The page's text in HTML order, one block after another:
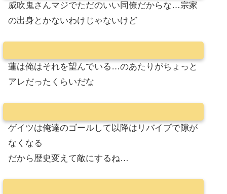
威吹鬼さんマジでただのいい同僚だからな…宗家
の出身とかないわけじゃないけど
蓮は俺はそれを望んでいる…のあたりがちょっと
アレだったくらいだな
ゲイツは俺達のゴールして以降はリバイブで隙が
なくなる
だから歴史変えて敵にするね…